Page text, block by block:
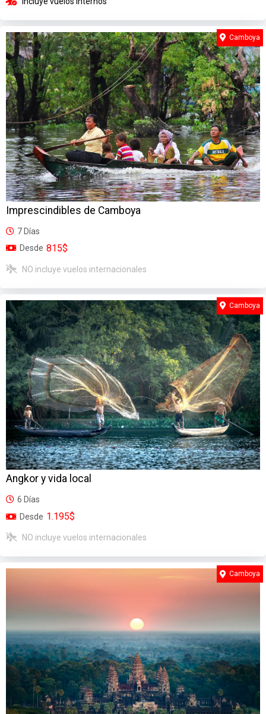
Imprescindibles de Camboya
7 Días
Desde 815$
NO incluye vuelos internacionales
Camboya
Angkor y vida local
6 Días
Desde 1.195$
NO incluye vuelos internacionales
Camboya
Camboya